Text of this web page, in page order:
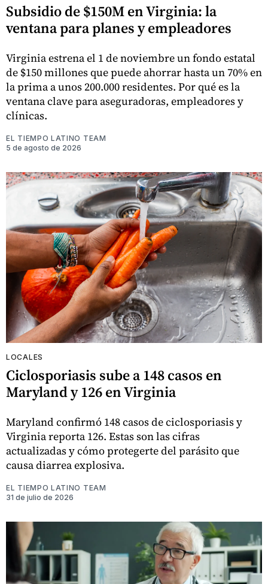
Subsidio de $150M en Virginia: la
ventana para planes y empleadores
Virginia estrena el 1 de noviembre un fondo estatal
de $150 millones que puede ahorrar hasta un 70% en
la prima a unos 200.000 residentes. Por qué es la
ventana clave para aseguradoras, empleadores y
clínicas.
EL TIEMPO LATINO TEAM
5 de agosto de 2026
LOCALES
Ciclosporiasis sube a 148 casos en
Maryland y 126 en Virginia
Maryland confirmó 148 casos de ciclosporiasis y
Virginia reporta 126. Estas son las cifras
actualizadas y cómo protegerte del parásito que
causa diarrea explosiva.
EL TIEMPO LATINO TEAM
31 de julio de 2026